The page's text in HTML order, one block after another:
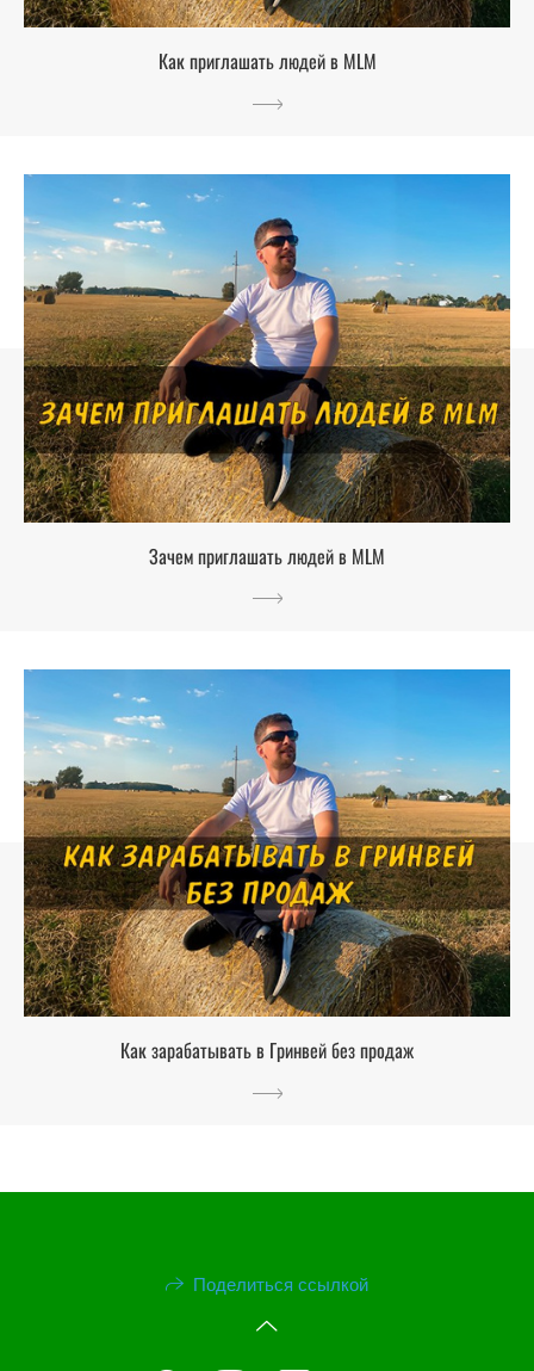
Как приглашать людей в MLM
Зачем приглашать людей в MLM
Как зарабатывать в Гринвей без продаж
Поделиться ссылкой